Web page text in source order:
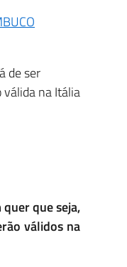
de ser
válida na Itália
que seja,
válidos na